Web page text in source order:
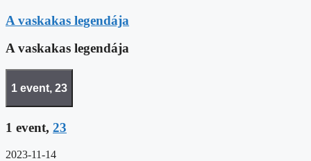
A vaskakas legendája
A vaskakas legendája
1 event, 23
1 event, 23
2023-11-14